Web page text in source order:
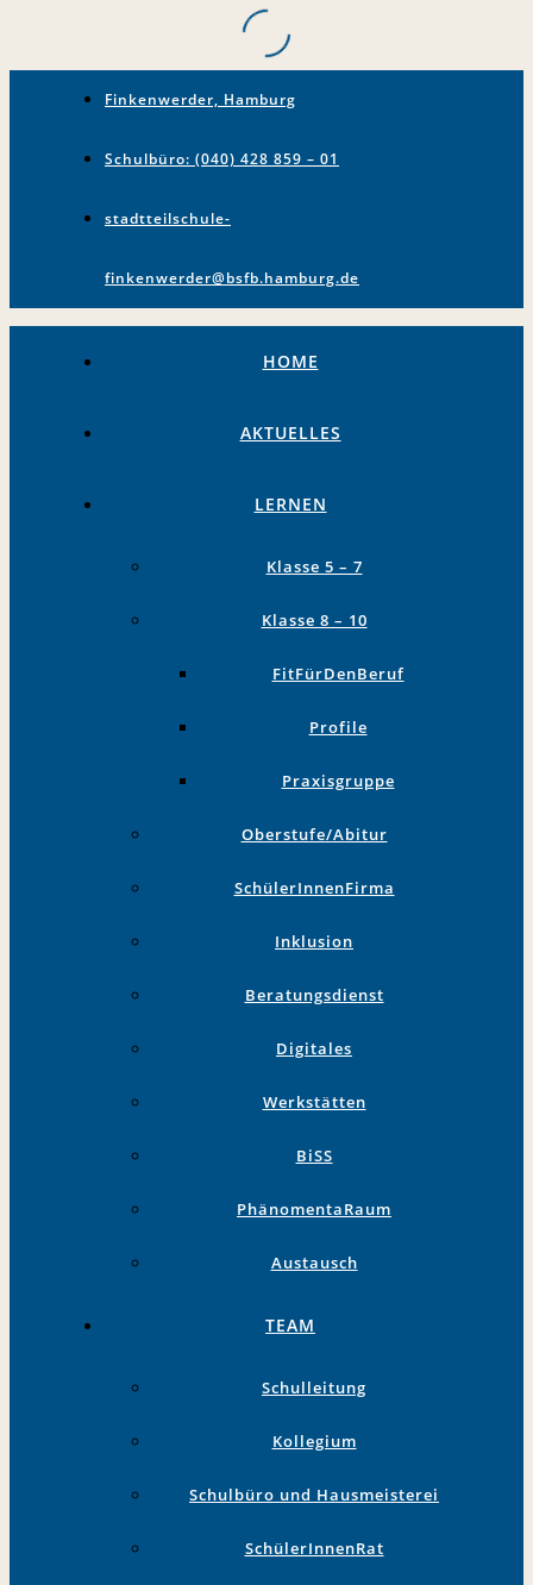
Finkenwerder, Hamburg
Schulbüro: (040) 428 859 – 01
stadtteilschule-
finkenwerder@bsfb.hamburg.de
HOME
AKTUELLES
LERNEN
Klasse 5 – 7
Klasse 8 – 10
FitFürDenBeruf
Profile
Praxisgruppe
Oberstufe/Abitur
SchülerInnenFirma
Inklusion
Beratungsdienst
Digitales
Werkstätten
BiSS
PhänomentaRaum
Austausch
TEAM
Schulleitung
Kollegium
Schulbüro und Hausmeisterei
SchülerInnenRat